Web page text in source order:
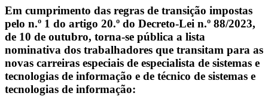
Em cumprimento das regras de transição impostas
pelo n.º 1 do artigo 20.º do Decreto-Lei n.º 88/2023,
de 10 de outubro, torna-se pública a lista
nominativa dos trabalhadores que transitam para as
novas carreiras especiais de especialista de sistemas e
tecnologias de informação e de técnico de sistemas e
tecnologias de informação: